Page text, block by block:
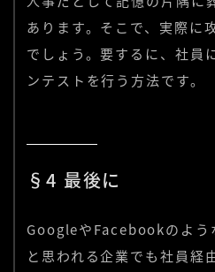
あります。そこで、実際に
でしょう。要するに、社員
ンテストを行う方法です。
§4 最後に
GoogleやFacebookのよう
と思われる企業でも社員経